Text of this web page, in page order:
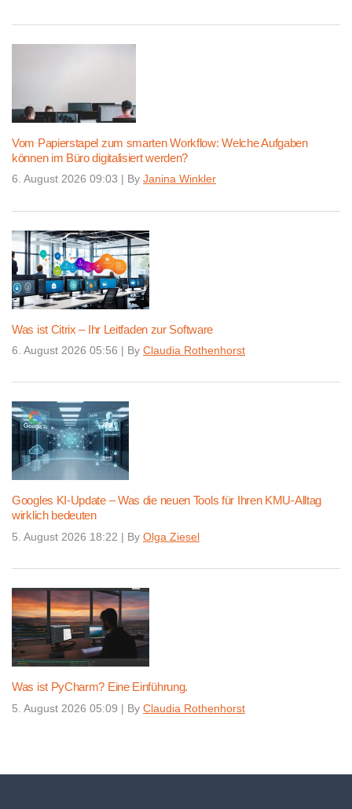
Vom Papierstapel zum smarten Workflow: Welche Aufgaben
können im Büro digitalisiert werden?
6. August 2026 09:03 | By Janina Winkler
Was ist Citrix – Ihr Leitfaden zur Software
6. August 2026 05:56 | By Claudia Rothenhorst
Googles KI-Update – Was die neuen Tools für Ihren KMU-Alltag
wirklich bedeuten
5. August 2026 18:22 | By Olga Ziesel
Was ist PyCharm? Eine Einführung.
5. August 2026 05:09 | By Claudia Rothenhorst